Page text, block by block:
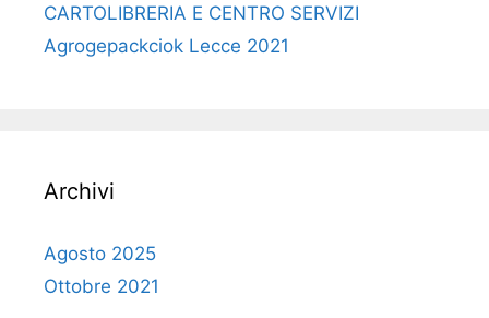
CARTOLIBRERIA E CENTRO SERVIZI
Agrogepackciok Lecce 2021
Archivi
Agosto 2025
Ottobre 2021